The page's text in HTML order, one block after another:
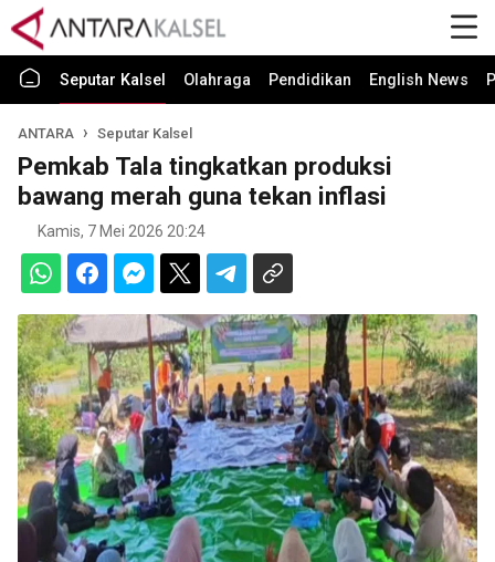
Seputar Kalsel Olahraga Pendidikan English News
ANTARA Seputar Kalsel
Pemkab Tala tingkatkan produksi
bawang merah guna tekan inflasi
Kamis, 7 Mei 2026 20:24